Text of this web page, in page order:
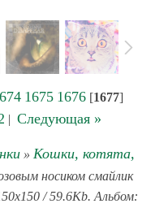
1675 1676 [1677]
| Следующая »
» Кошки, котята,
носиком смайлик
/ 59.6Kb. Альбом: